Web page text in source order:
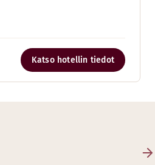
Katso hotellin tiedot